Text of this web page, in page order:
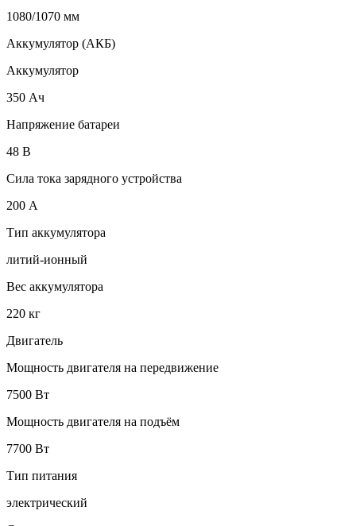
1080/1070 мм
Аккумулятор (АКБ)
Аккумулятор
350 Ач
Напряжение батареи
48 B
Сила тока зарядного устройства
200 А
Тип аккумулятора
литий-ионный
Вес аккумулятора
220 кг
Двигатель
Мощность двигателя на передвижение
7500 Вт
Мощность двигателя на подъём
7700 Вт
Тип питания
электрический